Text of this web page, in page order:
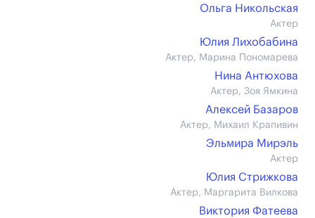
Ольга Никольская
Актер
Юлия Лихобабина
Актер, Марина Пономарева
Нина Антюхова
Актер, Зоя Ямкина
Алексей Базаров
Актер, Михаил Крапивин
Эльмира Мирэль
Актер
Юлия Стрижкова
Актер, Маргарита Вилкова
Виктория Фатеева